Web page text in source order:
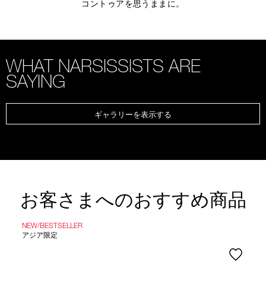
コントゥアを思うままに。
WHAT NARSISSISTS ARE
SAYING
ギャラリーを表示する
お客さまへのおすすめ商品
NEW/BESTSELLER
アジア限定